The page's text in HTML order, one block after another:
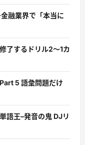
融業界で「本当に
了するドリル2〜1カ
5 語彙問題だけ
語王–発音の鬼 DJリ